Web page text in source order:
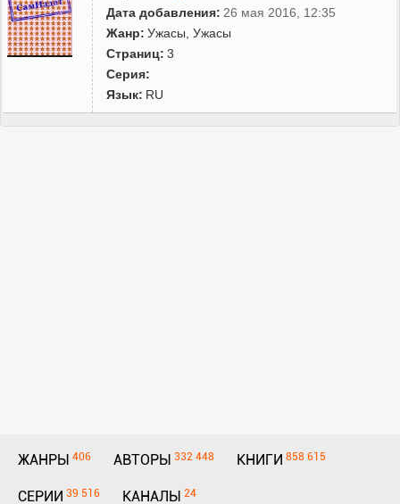
Дата добавления: 26 мая 2016, 12:35
Жанр: Ужасы ,Ужасы
Страниц: 3
Серия:
Язык: RU
ЖАНРЫ 406 АВТОРЫ 332 448 КНИГИ 858 615
СЕРИИ 39 516 КАНАЛЫ 24